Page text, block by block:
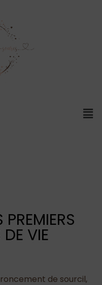
PREMIERS
VIE
de sourcil,